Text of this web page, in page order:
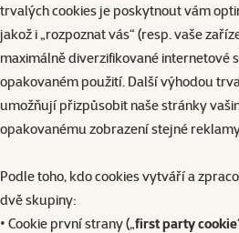
trvalých cookies je poskytnout vám
jakož i „rozpoznat vás“ (resp. vaše
maximálně diverzifikované internetové
opakovaném použití. Další výhodou
umožňují přizpůsobit naše stránky
opakovanému zobrazení stejné
Podle toho, kdo cookies vytváří a
dvě skupiny:
• Cookie první strany („first party cookie